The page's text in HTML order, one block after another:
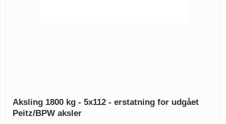
Aksling 1800 kg - 5x112 - erstatning for udgået
Peitz/BPW aksler